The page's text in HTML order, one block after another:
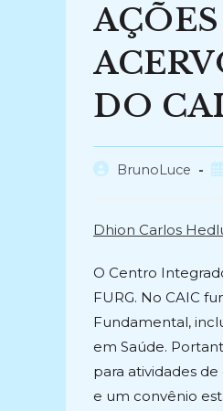
DO
AutorBrunoLuce
Dhion Carlos
O Centro
FURG. No CAIC
Fundamental,
em Saúde.
para atividades
e um convênio